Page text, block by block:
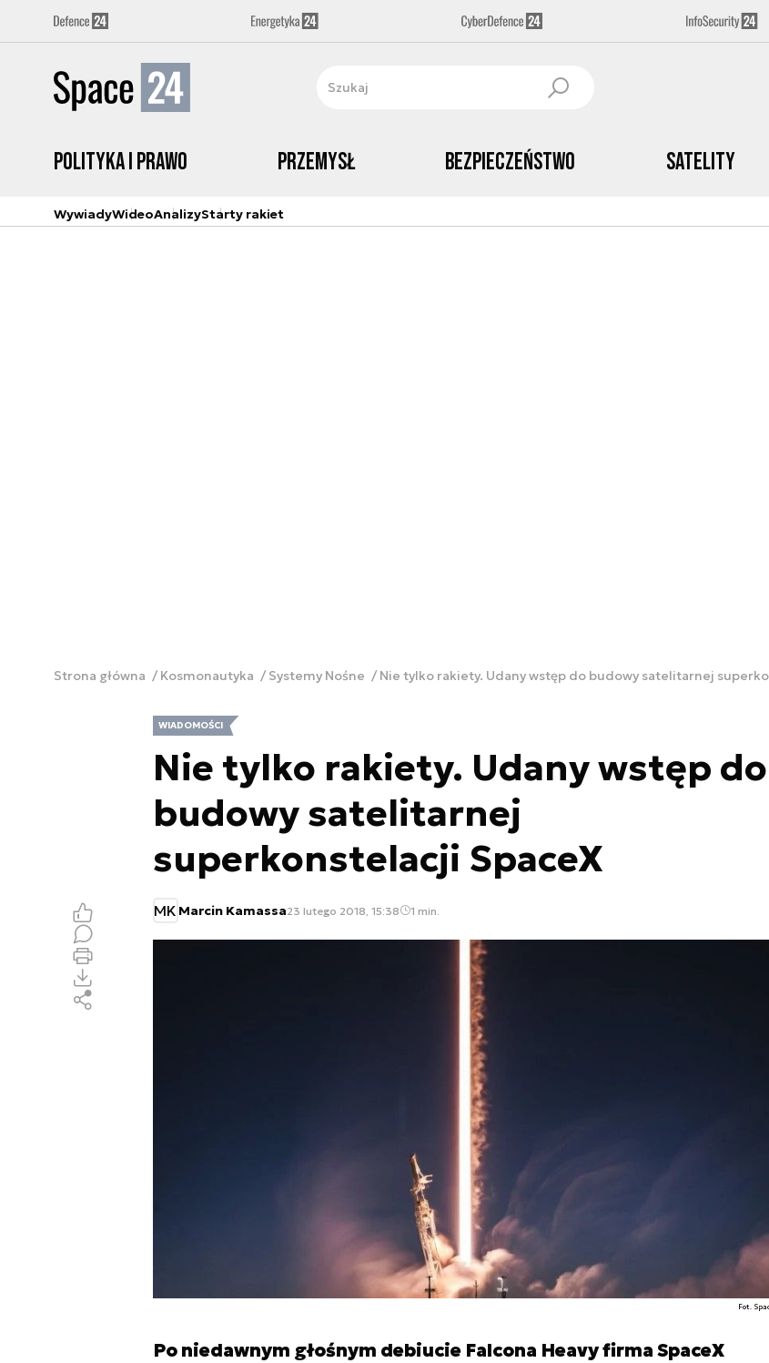
Polityka i prawo Przemysł Bezpieczeństwo Satelity
WywiadyWideoAnalizyStarty rakiet
Strona główna Kosmonautyka Systemy Nośne Nie tylko rakiety. Udany wstęp do budowy satelitarnej
WIADOMOŚCI
Nie tylko rakiety. Udany wstęp do
budowy satelitarnej
superkonstelacji SpaceX
MK Marcin Kamassa23 lutego 2018, 15:38 1 min.
Fot.
Po niedawnym głośnym debiucie Falcona Heavy firma SpaceX